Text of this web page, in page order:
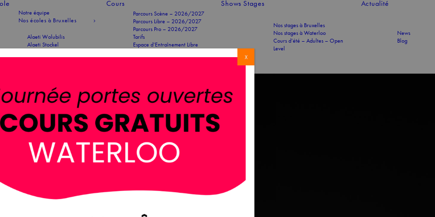
Notre équipe
Nos écoles à Bruxelles
Alaeti Wolubilis
Alaeti Stockel
Cours
Parcours Scène – 2026/2027
Parcours Libre – 2026/2027
Parcours Pro – 2026/2027
Tarifs
Espace d’Entraînement Libre
Shows Stages
Nos stages à Bruxelles
Nos stages à Waterloo
Cours d’été – Adultes – Open
Level
Actualité
News
Blog
X